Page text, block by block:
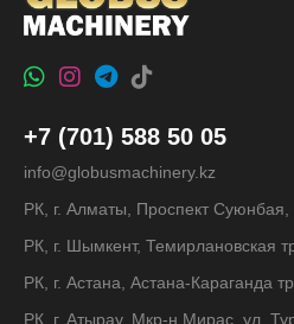
+7 (701) 588 50 05
info@globusmachinery.kz
РК, г. Алматы, Проспект Суюнбая,
РК, г. Шымкент, Темирлановская
РК, г. Астана, Астана-Караганда
РК, г. Атырау, Мкр-н Мирас, ул.